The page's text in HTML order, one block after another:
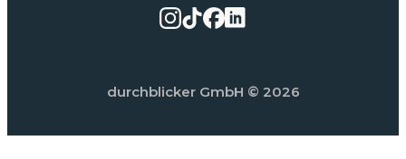
durchblicker GmbH © 2026